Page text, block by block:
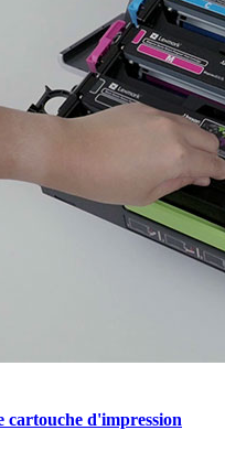
cartouche d'impression